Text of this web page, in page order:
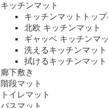
キッチンマット
キッチンマットトッ
北欧 キッチンマット
ギャッベ キッチンマ
洗えるキッチンマット
拭けるキッチンマット
廊下敷き
階段マット
トイレマット
バスマット